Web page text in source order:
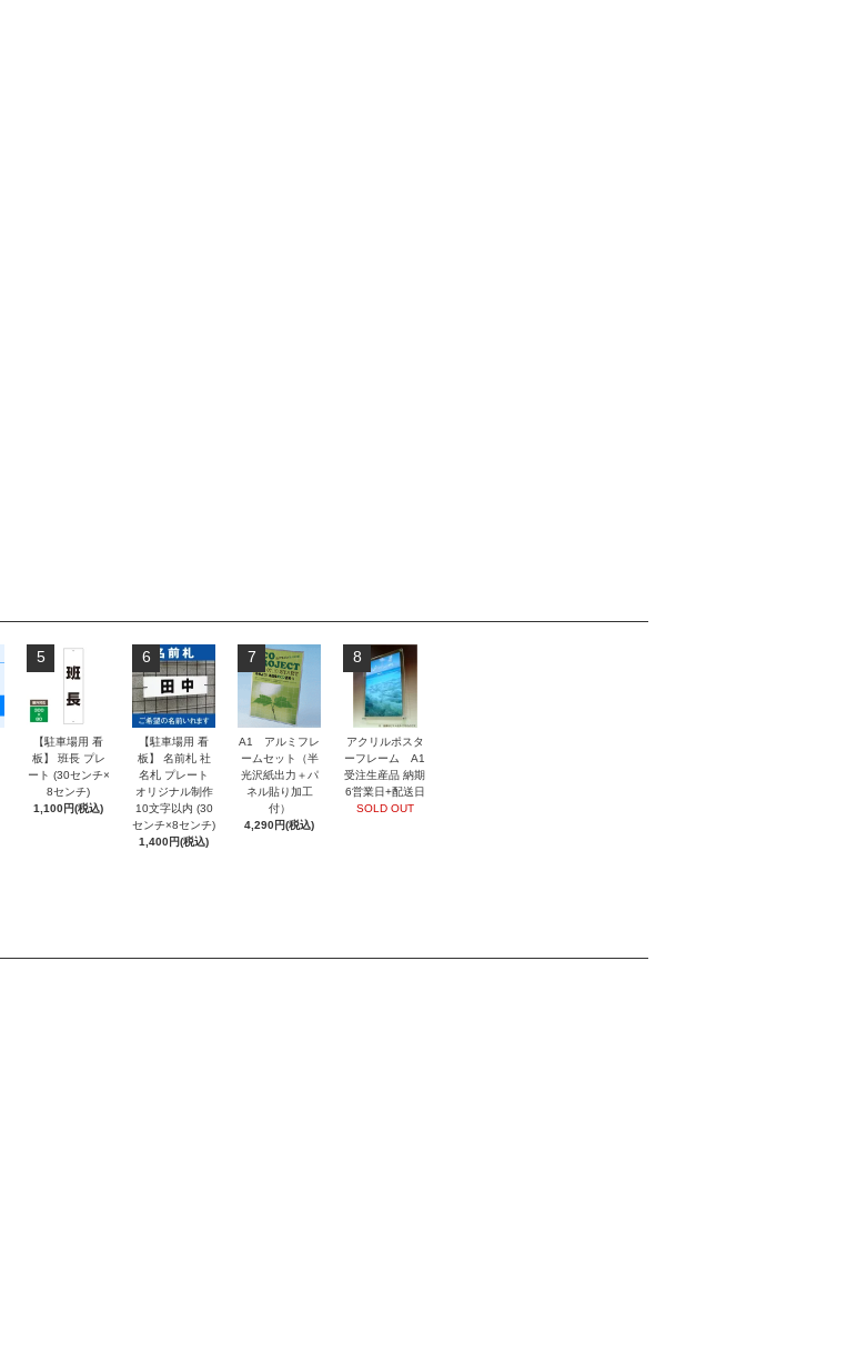
5
【駐車場用 看
板】 班長 プレ
ート (30センチ×
8センチ)
1,100円(税込)
6
【駐車場用 看
板】 名前札 社
名札 プレート
オリジナル制作
10文字以内 (30
センチ×8センチ)
1,400円(税込)
7
A1 アルミフレ
ームセット（半
光沢紙出力＋パ
ネル貼り加工
付）
4,290円(税込)
8
アクリルポスタ
ーフレーム A1
受注生産品 納期
6営業日+配送日
SOLD OUT